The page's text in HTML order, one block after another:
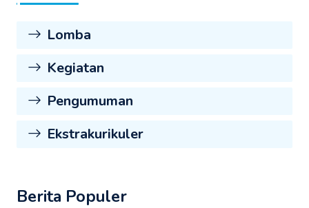
Lomba
Kegiatan
Pengumuman
Ekstrakurikuler
Berita Populer